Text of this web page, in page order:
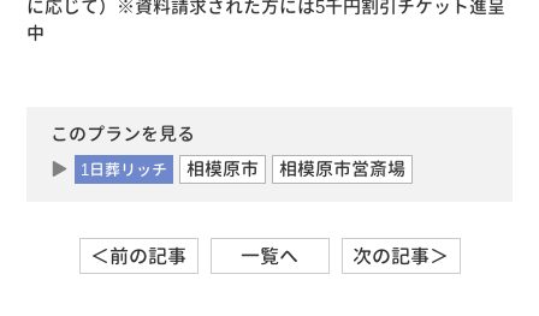
に応じて）※資料請求された方には5千円割引チケット進呈
中
このプランを見る
1日葬リッチ 相模原市 相模原市営斎場
＜前の記事 一覧へ 次の記事＞